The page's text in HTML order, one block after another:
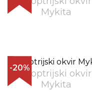
Mykita
-20%
Dioptrijski okvir
Mykita